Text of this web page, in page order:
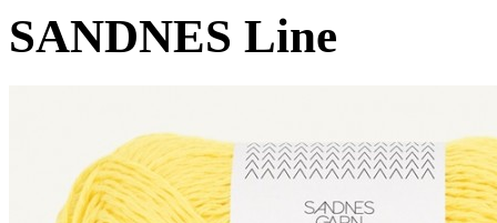
SANDNES Line